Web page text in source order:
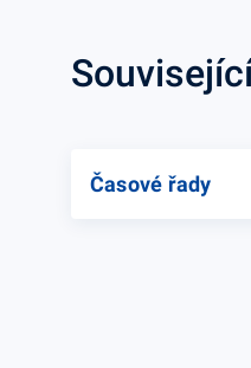
Časové řady